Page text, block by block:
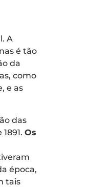
A
é tão
da
como
e as
das
Os
época,
tais